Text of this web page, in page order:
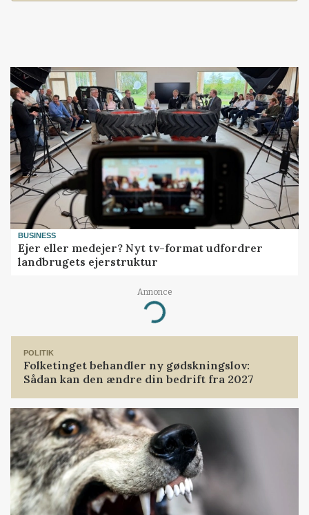
BUSINESS
Ejer eller medejer? Nyt tv-format udfordrer
landbrugets ejerstruktur
Annonce
Loading...
POLITIK
Folketinget behandler ny gødskningslov:
Sådan kan den ændre din bedrift fra 2027